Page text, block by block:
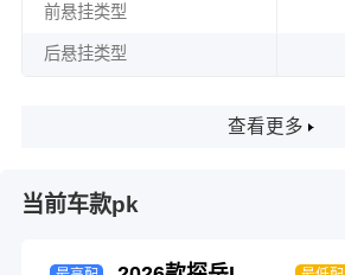
前悬挂类型
后悬挂类型
查看更多
当前车款pk